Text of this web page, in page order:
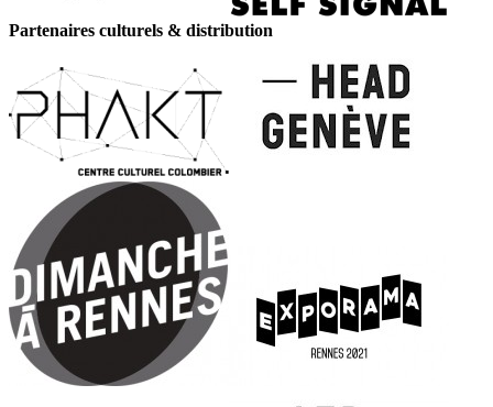
Partenaires culturels & distribution